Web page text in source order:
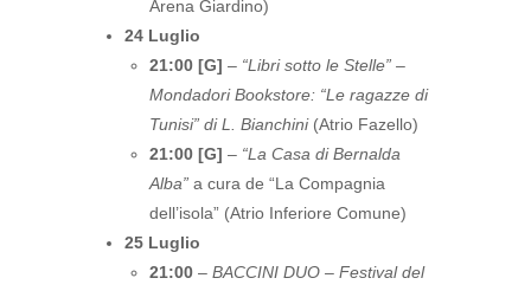
Arena Giardino)
24 Luglio
21:00 [G] – “Libri sotto le Stelle” –
Mondadori Bookstore: “Le ragazze di
Tunisi” di L. Bianchini(Atrio Fazello)
21:00 [G] – “La Casa di Bernalda
Alba” a cura de “La Compagnia
dell’isola” (Atrio Inferiore Comune)
25 Luglio
21:00 – BACCINI DUO – Festival del